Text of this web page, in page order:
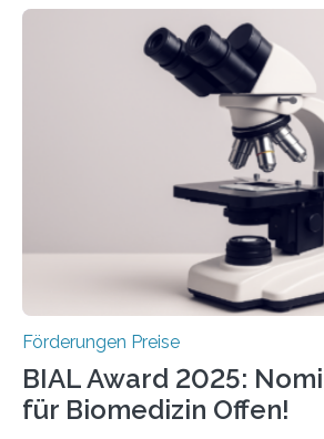
Schlaganfall“ mit Sitz in Würzburg
Schlaganfallforschung, um die
Betroffenen zu verbessern. Dazu
diesem Jahr wieder deutschlandweit
Preis aus. Er richtet sich gezielt an
Forscherinnen und Forscher unter 40
werden soll eine herausragende
hochrangige wissenschaftliche
Förderungen Preise
BIAL Award 2025:
für Biomedizin Offen!